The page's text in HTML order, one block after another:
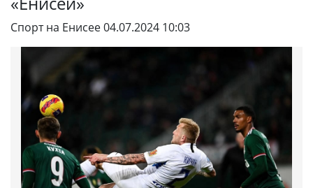
Спорт на Енисее04.07.2024 10:03